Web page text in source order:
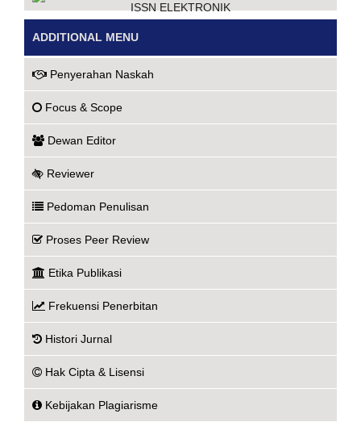
ISSN ELEKTRONIK
ADDITIONAL MENU
Penyerahan Naskah
Focus & Scope
Dewan Editor
Reviewer
Pedoman Penulisan
Proses Peer Review
Etika Publikasi
Frekuensi Penerbitan
Histori Jurnal
Hak Cipta & Lisensi
Kebijakan Plagiarisme